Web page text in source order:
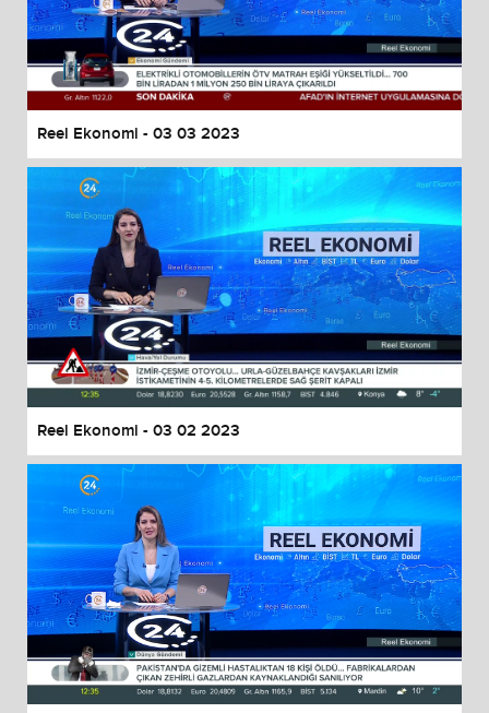
Reel Ekonomi - 03 03 2023
Reel Ekonomi - 03 02 2023